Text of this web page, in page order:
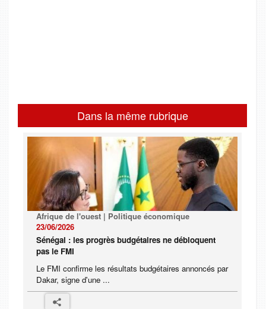
Dans la même rubrique
Afrique de l'ouest | Politique économique
23/06/2026
Sénégal : les progrès budgétaires ne débloquent
pas le FMI
Le FMI confirme les résultats budgétaires annoncés par
Dakar, signe d'une ...